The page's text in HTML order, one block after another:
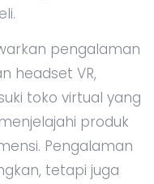
pengalaman
headset VR,
toko virtual yang
produk
Pengalaman
tetapi juga